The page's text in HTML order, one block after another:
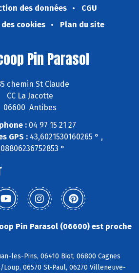
des données
CGU
cookies
Plan du site
Pin Parasol
chemin St Claude
CC La Jacotte
06600 Antibes
: 04 97 15 21 27
GPS : 43,6021530160265 ° ,
°
Pin Parasol (06600) est proche
les-Pins, 06410 Biot, 06800 Cagnes
06570 St-Paul, 06270 Villeneuve-